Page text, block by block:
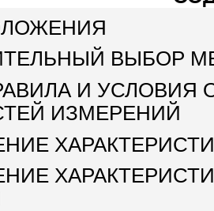
ВЫБОР
И УСЛОВИЯ
ИЗМЕРЕНИЙ